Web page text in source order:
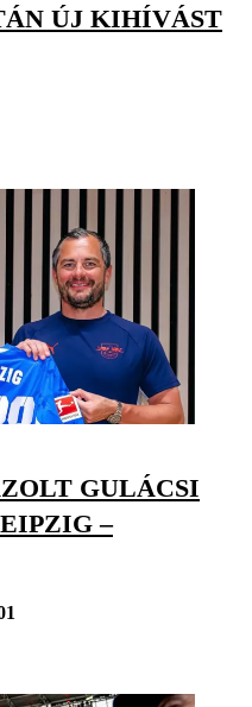
ÚJ KIHÍVÁST
GULÁCSI
–